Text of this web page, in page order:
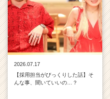
2026.07.17
【採用担当がびっくりした話】そ
んな事、聞いていいの…？